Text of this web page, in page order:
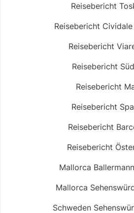
Reisebericht
Reisebericht
Reisebericht
Reisebericht
Reisebericht
Reisebericht
Reisebericht
Reisebericht
Mallorca
Mallorca
Schweden